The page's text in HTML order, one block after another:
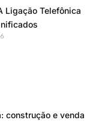
Ligação Telefônica
construção e venda